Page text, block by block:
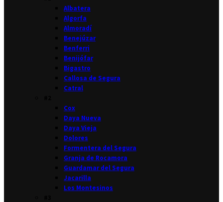
Albatera
Algorfa
Almoradí
Benejúzar
Benferri
Benijófar
Bigastro
Callosa de Segura
Catral
Cox
Daya Nueva
Daya Vieja
Dolores
Formentera del Segura
Granja de Rocamora
Guardamar del Segura
Jacarilla
Los Montesinos